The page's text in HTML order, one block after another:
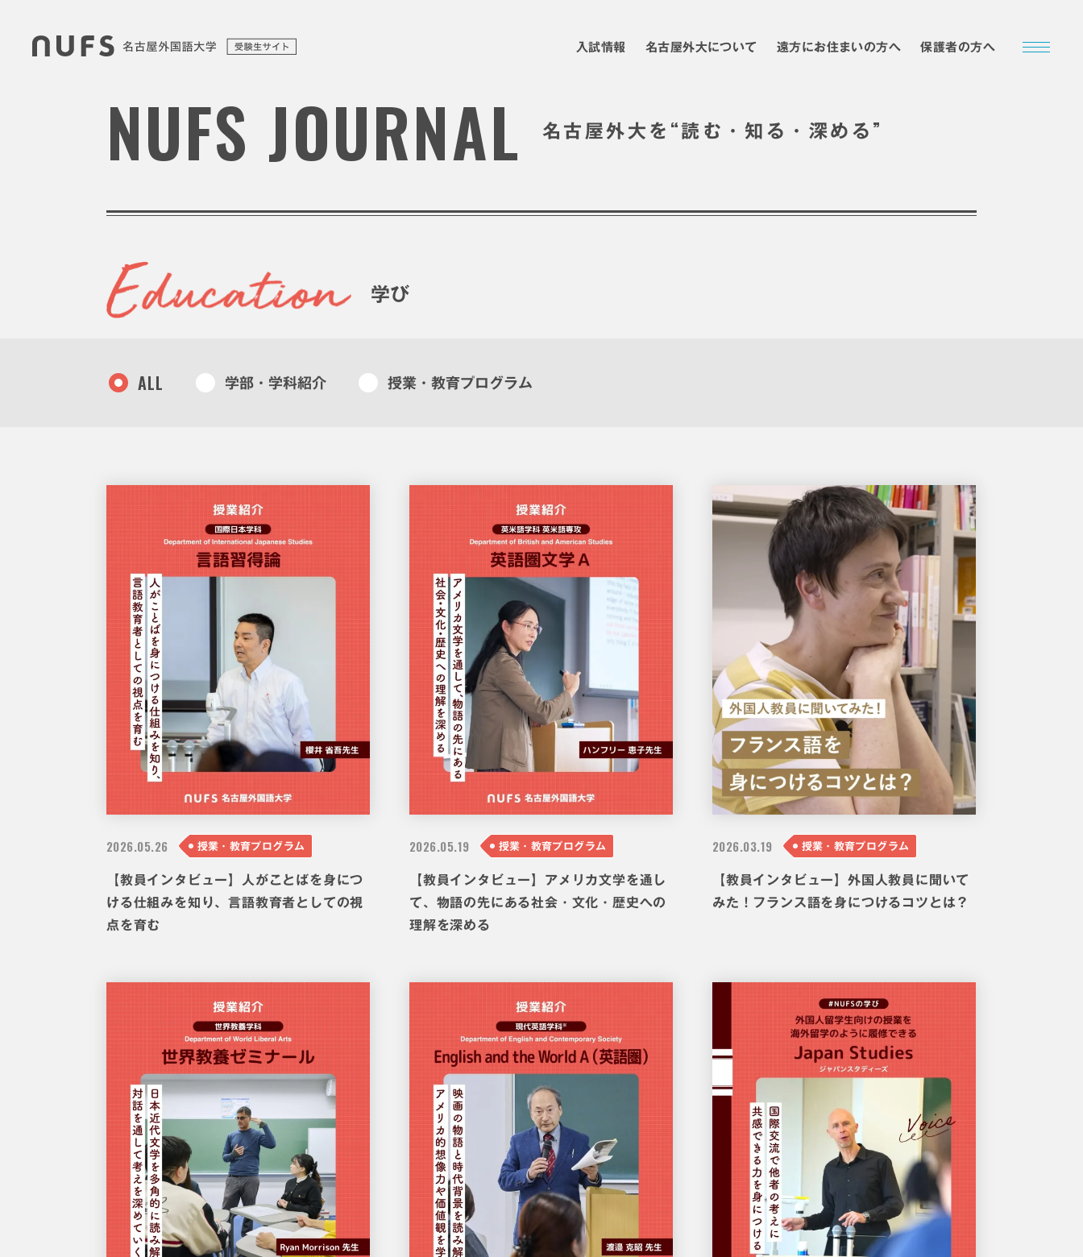
入試情報 名古屋外大について 遠方にお住まいの方へ 保護者の方へ
名古屋外大を “ 読む・知る・深める ”
NUFS JOURNAL
学び
ALL 学部・学科紹介 授業・教育プログラム
2026.05.26 授業・教育プログラム
【教員インタビュー】人がことばを身につ
ける仕組みを知り、言語教育者としての視
点を育む
2026.05.19 授業・教育プログラム
【教員インタビュー】アメリカ文学を通し
て、物語の先にある社会・文化・歴史への
理解を深める
2026.03.19 授業・教育プログラム
【教員インタビュー】外国人教員に聞いて
みた！フランス語を身につけるコツとは？